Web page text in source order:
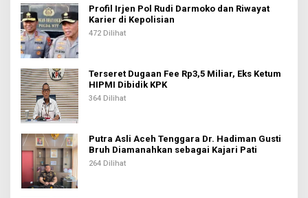
Profil Irjen Pol Rudi Darmoko dan Riwayat
Karier di Kepolisian
472 Dilihat
Terseret Dugaan Fee Rp3,5 Miliar, Eks Ketum
HIPMI Dibidik KPK
364 Dilihat
Putra Asli Aceh Tenggara Dr. Hadiman Gusti
Bruh Diamanahkan sebagai Kajari Pati
264 Dilihat